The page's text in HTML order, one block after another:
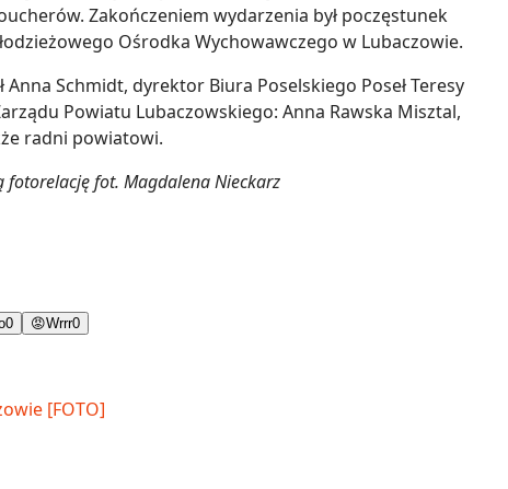
Zakończeniem wydarzenia był poczęstunek
Ośrodka Wychowawczego w Lubaczowie.
Anna Schmidt, dyrektor Biura Poselskiego Poseł Teresy
Powiatu Lubaczowskiego: Anna Rawska Misztal,
radni powiatowi.
fotorelację fot. Magdalena Nieckarz
0 😡Wrrr0